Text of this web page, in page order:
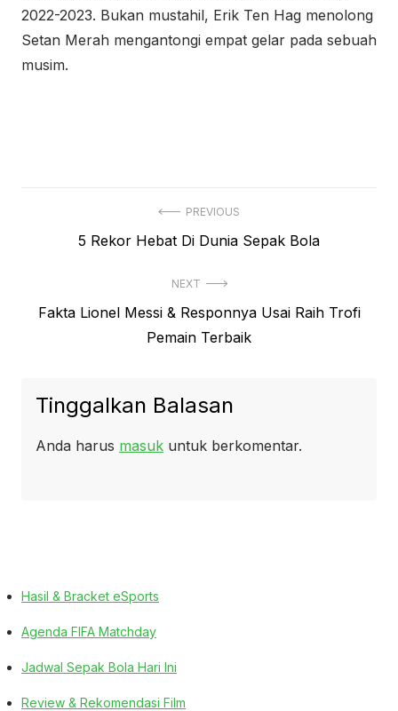
2022-2023. Bukan mustahil, Erik Ten Hag menolong
Setan Merah mengantongi empat gelar pada sebuah
musim.
PREVIOUS
Previous
5 Rekor Hebat Di Dunia Sepak Bola
NEXT
Next
Fakta Lionel Messi & Responnya Usai Raih Trofi
Pemain Terbaik
Tinggalkan Balasan
Anda harus masuk untuk berkomentar.
Hasil & Bracket eSports
Agenda FIFA Matchday
Jadwal Sepak Bola Hari Ini
Review & Rekomendasi Film